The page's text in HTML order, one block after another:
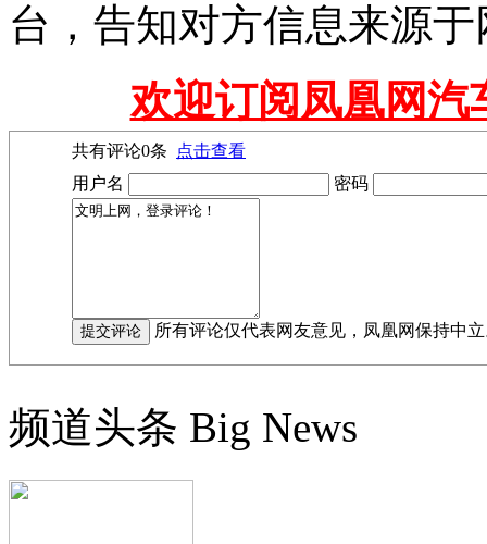
台，告知对方信息来源
欢迎订阅凤凰网汽
共有评论0条
点击查看
用户名
密码
所有评论仅代表网友意见，凤凰网保持中
频道头条 Big News